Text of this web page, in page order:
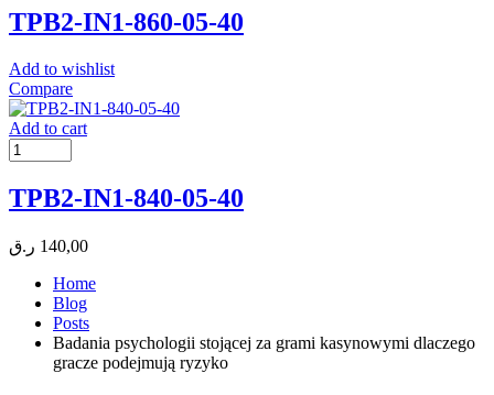
TPB2-IN1-860-05-40
Add to wishlist
Compare
Add to cart
TPB2-IN1-840-05-40
140,00 ر.ق
Home
Blog
Posts
Badania psychologii stojącej za grami kasynowymi dlaczego
gracze podejmują ryzyko